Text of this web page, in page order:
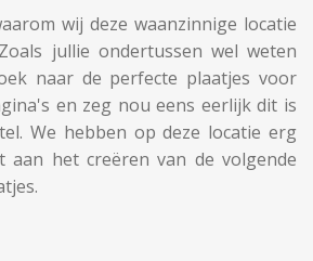
wij deze waanzinnige locatie
jullie ondertussen wel weten
naar de perfecte plaatjes voor
en zeg nou eens eerlijk dit is
We hebben op deze locatie erg
aan het creëren van de volgende